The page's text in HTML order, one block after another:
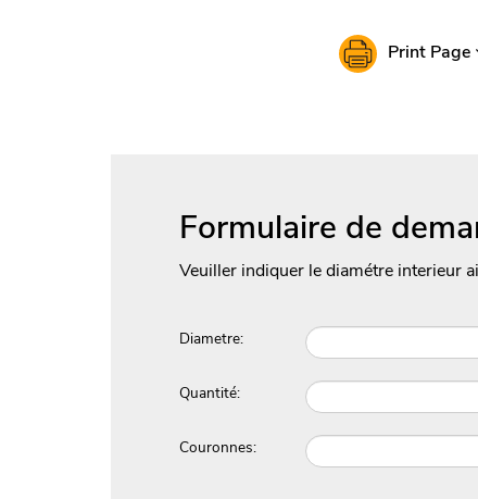
Print Page
Formulaire de
Veuiller indiquer le diamétre interieur
Diametre:
Quantité:
Couronnes: